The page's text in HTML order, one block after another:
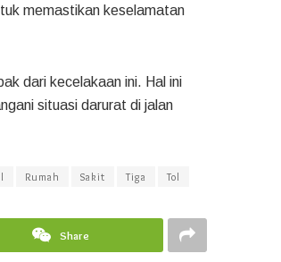
memastikan keselamatan
dari kecelakaan ini. Hal ini
situasi darurat di jalan
Rumah Sakit Tiga Tol
Share